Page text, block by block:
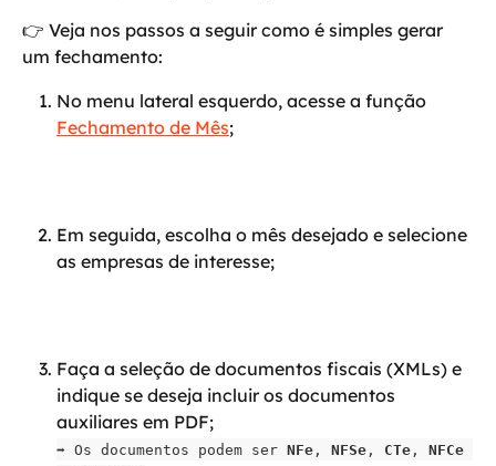
👉 Veja nos passos a seguir como é simples gerar
um fechamento:
No menu lateral esquerdo, acesse a função
Fechamento de Mês;
Em seguida, escolha o mês desejado e selecione
as empresas de interesse;
Faça a seleção de documentos fiscais (XMLs) e
indique se deseja incluir os documentos
auxiliares em PDF;
➡️ Os documentos podem ser NFe , NFSe , CTe , NFCe